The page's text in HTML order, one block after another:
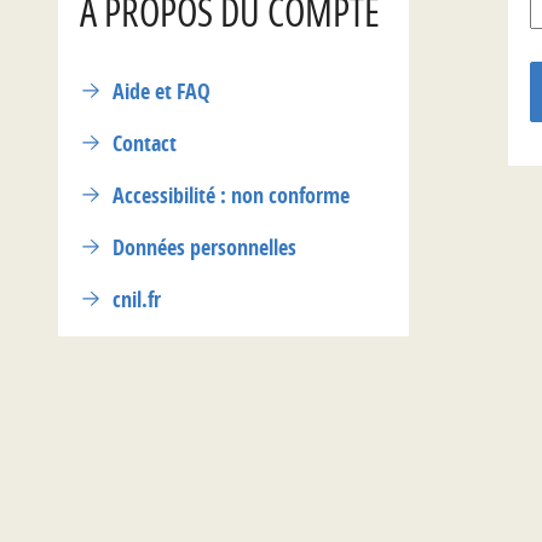
A PROPOS DU COMPTE
Aide et FAQ
Contact
Accessibilité : non conforme
Données personnelles
cnil.fr